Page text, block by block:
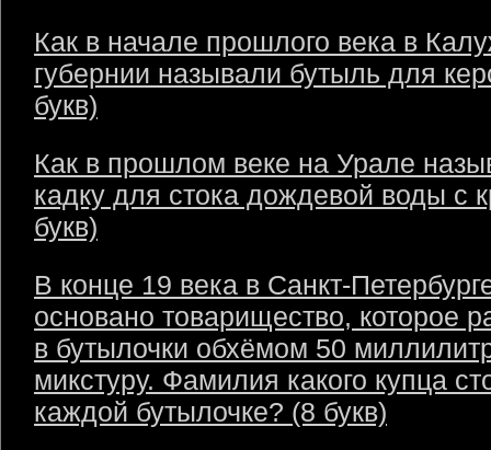
Как в начале прошлого века в
губернии называли бутыль для
букв)
Как в прошлом веке на Урале
кадку для стока дождевой воды с
букв)
В конце 19 века в Санкт-
основано товарищество, которое
в бутылочки обхёмом 50
микстуру. Фамилия какого купца
каждой бутылочке? (8 букв)